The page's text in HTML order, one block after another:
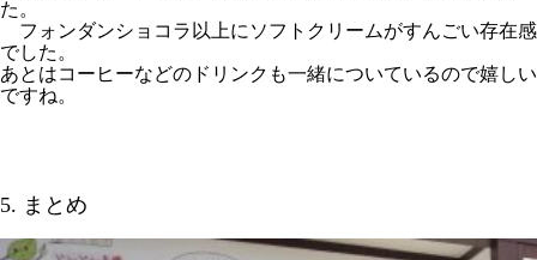
た。
フォンダンショコラ以上にソフトクリームがすんごい存在感
でした。
あとはコーヒーなどのドリンクも一緒についているので嬉しい
ですね。
5. まとめ